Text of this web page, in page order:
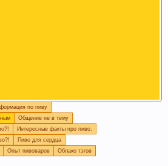
не по-теме ПРОШУ
по пиву
Общение не в тему
Интересные факты про пиво.
Пиво для сердца
Опыт пивоваров
Облако тэгов